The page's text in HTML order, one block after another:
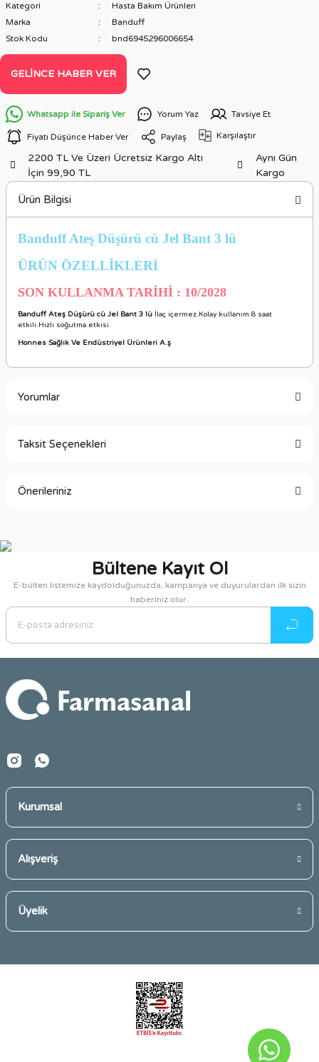
Kategori
Hasta Bakım Ürünleri
Marka
Banduff
Stok Kodu
bnd6945296006654
GELINCE HABER VER
Whatsapp ile Sipariş Ver Yorum Yaz Tavsiye Et
Fiyatı Düşünce Haber Ver Paylaş Karşılaştır
2200 TL Ve Üzeri Ücretsiz Kargo Altı
İçin 99,90 TL
Aynı Gün
Kargo
Ürün Bilgisi
Banduff Ateş Düşürü cü Jel Bant 3 lü
ÜRÜN ÖZELLİKLERİ
SON KULLANMA TARİHİ : 10/2028
Banduff Ateş Düşürü cü Jel Bant 3 lü İlaç içermez.Kolay kullanım.8 saat
etkili.Hızlı soğutma etkisi.
Honnes Sağlık Ve Endüstriyel Ürünleri A.ş
Yorumlar
Taksit Seçenekleri
Önerileriniz
Görüş ve önerileriniz için teşekkür ederiz.
Ürün resmi kalitesiz, bozuk veya görüntülenemiyor.
Ürün açıklamasında eksik bilgiler bulunuyor.
Ürün bilgilerinde hatalar bulunuyor.
Bu ürüne benzer farklı alternatifler olmalı.
Bültene Kayıt Ol
E-bülten listemize kaydolduğunuzda, kampanya ve duyurulardan ilk sizin
haberiniz olur.
Kurumsal
Alışveriş
Üyelik